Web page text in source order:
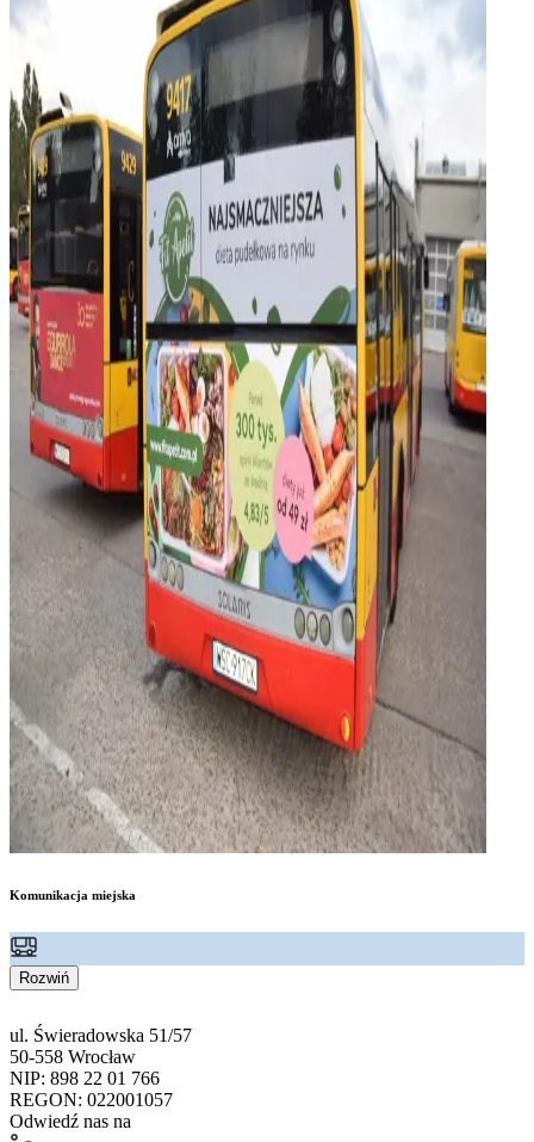
Komunikacja miejska
Rozwiń
ul. Świeradowska 51/57
50-558 Wrocław
NIP: 898 22 01 766
REGON: 022001057
Odwiedź nas na